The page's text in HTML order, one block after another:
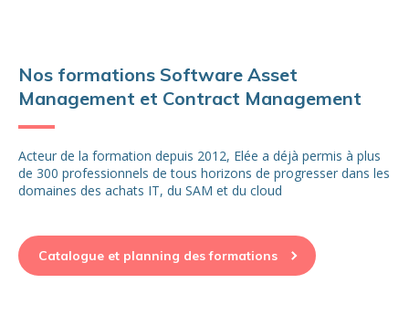
Nos formations Software Asset
Management et Contract Management
Acteur de la formation depuis 2012, Elée a déjà permis à plus
de 300 professionnels de tous horizons de progresser dans les
domaines des achats IT, du SAM et du cloud
Catalogue et planning des formations